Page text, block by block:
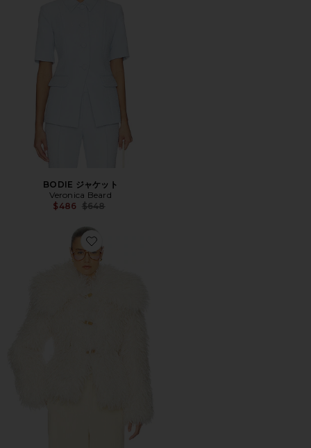
BODIE ジャケット
Veronica Beard
$486 Previous price:
$648
Favorite DRAMATIC COLLAR FAUX SHEARLING ジャ